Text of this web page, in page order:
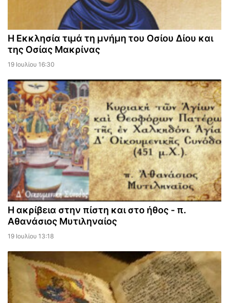
Η Εκκλησία τιμά τη μνήμη του Οσίου Δίου και
της Οσίας Μακρίνας
19 Ιουλίου 16:30
Η ακρίβεια στην πίστη και στο ήθος - π.
Αθανάσιος Μυτιληναίος
19 Ιουλίου 13:18